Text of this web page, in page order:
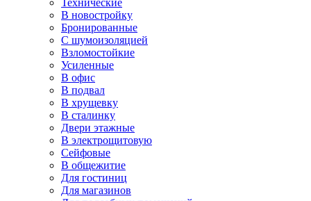
В новостройку
Бронированные
С шумоизоляцией
Взломостойкие
Усиленные
В офис
В подвал
В хрущевку
В сталинку
Двери этажные
В электрощитовую
Сейфовые
В общежитие
Для гостиниц
Для магазинов